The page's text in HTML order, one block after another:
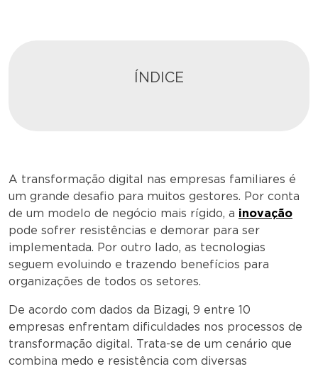
ÍNDICE
A transformação digital nas empresas familiares é
um grande desafio para muitos gestores. Por conta
de um modelo de negócio mais rígido, a inovação
pode sofrer resistências e demorar para ser
implementada. Por outro lado, as tecnologias
seguem evoluindo e trazendo benefícios para
organizações de todos os setores.
De acordo com dados da Bizagi, 9 entre 10
empresas enfrentam dificuldades nos processos de
transformação digital. Trata-se de um cenário que
combina medo e resistência com diversas